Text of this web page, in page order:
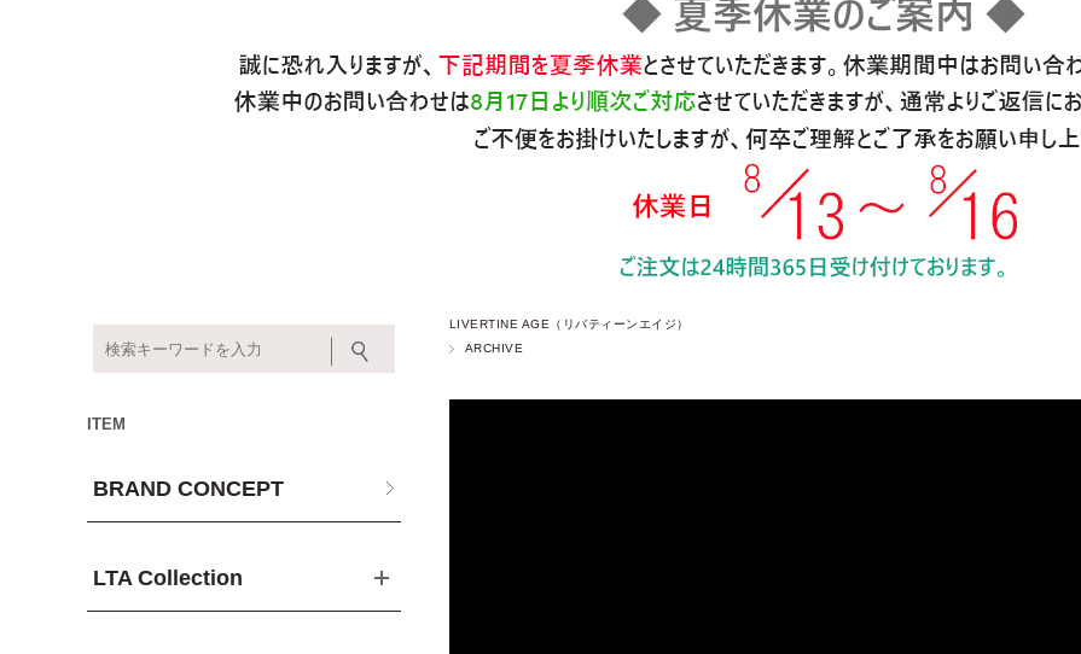
LIVERTINE AGE（リバティーンエイジ）
ARCHIVE
ITEM
BRAND CONCEPT
LTA Collection